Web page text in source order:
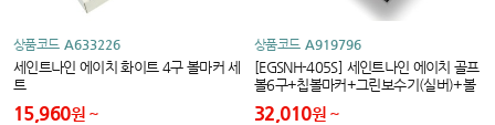
상품코드 A633226
세인트나인 에이치 화이트 4구 볼마커 세
트
15,960원
상품코드 A919796
[EGSNH-405S] 세인트나인 에이치 골프
볼6구+칩볼마커+그린보수기(실버)+볼
마커+클립+티세트
32,010원